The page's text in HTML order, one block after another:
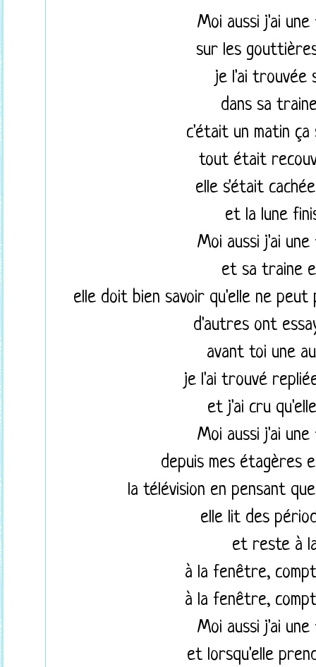
Moi aussi j'ai
sur les
je l'ai trouvée
dans sa
c'était un matin
tout était
elle s'était
et la lune
Moi aussi j'ai
et sa traine
elle doit bien savoir qu'elle ne peut
d'autres ont
avant toi une
je l'ai trouvé
et j'ai cru
Moi aussi j'ai
depuis mes étagères
la télévision en pensant
elle lit des
et reste à
à la fenêtre,
à la fenêtre,
Moi aussi j'ai
et lorsqu'elle